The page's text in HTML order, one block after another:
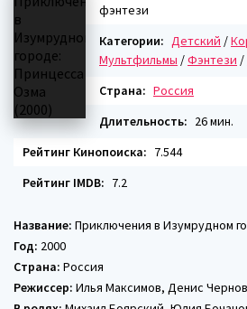
фэнтези
Категории: Детский /
Мультфильмы /Фэнтези /
Страна: Россия
Длительность: 26 мин.
Рейтинг Кинопоиска: 7.544
Рейтинг IMDB: 7.2
Название: Приключения в Изумрудном
Год: 2000
Страна: Россия
Режиссер: Илья Максимов, Денис Чернов